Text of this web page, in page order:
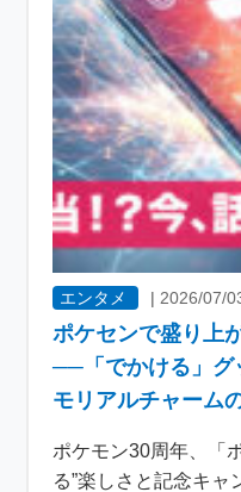
エンタメ | 2026/07/
ポケセンで盛り上
──「でかける」グ
モリアルチャーム
ポケモン30周年、「
る”楽しさと記念キャ